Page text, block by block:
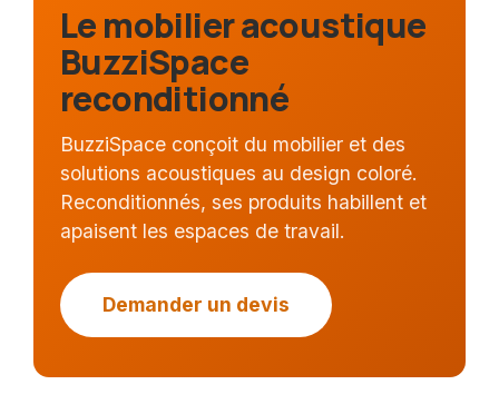
Le mobilier acoustique
BuzziSpace
reconditionné
BuzziSpace conçoit du mobilier et des
solutions acoustiques au design coloré.
Reconditionnés, ses produits habillent et
apaisent les espaces de travail.
Demander un devis